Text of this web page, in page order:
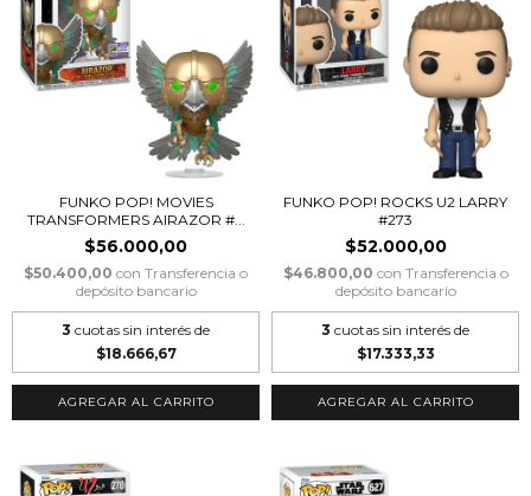
FUNKO POP! MOVIES
TRANSFORMERS AIRAZOR #...
$56.000,00
$50.400,00 con Transferencia o
depósito bancario
3 cuotas sin interés de
$18.666,67
FUNKO POP! ROCKS U2 LARRY
#273
$52.000,00
$46.800,00 con Transferencia o
depósito bancario
3 cuotas sin interés de
$17.333,33